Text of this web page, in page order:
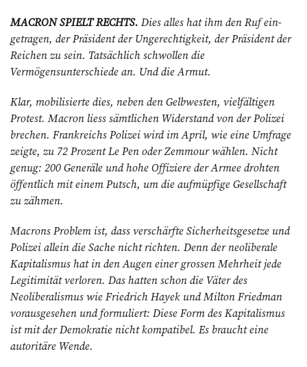
MACRON SPIELT RECHTS. Dies alles hat ihm den Ruf ein­
getragen, der Präsident der Ungerechtigkeit, der Präsident der
Reichen zu sein. Tatsächlich schwollen die
Vermögensunterschiede an. Und die Armut.
Klar, mobilisierte dies, neben den Gelbwesten, vielfältigen
Protest. Macron liess sämtlichen Widerstand von der Polizei
brechen. Frankreichs Polizei wird im April, wie eine Umfrage
zeigte, zu 72 Prozent Le Pen oder Zemmour wählen. Nicht
genug: 200 Generäle und hohe Offiziere der Armee drohten
öffentlich mit einem Putsch, um die aufmüpfige Gesellschaft
zu zähmen.
Macrons Problem ist, dass verschärfte Sicherheitsgesetze und
Polizei allein die Sache nicht richten. Denn der neoliberale
Kapitalismus hat in den Augen einer grossen Mehrheit jede
Legitimität verloren. Das hatten schon die Väter des
Neoliberalismus wie Friedrich Hayek und Milton Friedman
vorausgesehen und formuliert: Diese Form des Kapitalismus
ist mit der Demokratie nicht kompatibel. Es braucht eine
autoritäre Wende.